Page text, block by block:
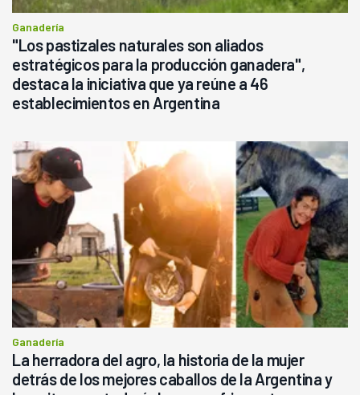
Ganadería
"Los pastizales naturales son aliados
estratégicos para la producción ganadera",
destaca la iniciativa que ya reúne a 46
establecimientos en Argentina
Ganadería
La herradora del agro, la historia de la mujer
detrás de los mejores caballos de la Argentina y